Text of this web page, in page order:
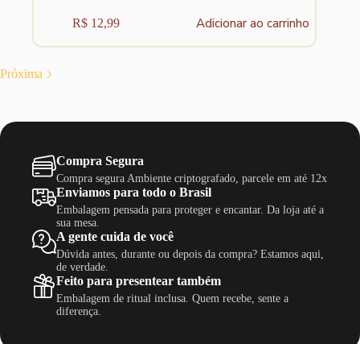
R$ 12,99 Adicionar ao carrinho
Próxima
Compra Segura
Compra segura Ambiente criptografado, parcele em até 12x
Enviamos para todo o Brasil
Embalagem pensada para proteger e encantar. Da loja até a
sua mesa.
A gente cuida de você
Dúvida antes, durante ou depois da compra? Estamos aqui,
de verdade.
Feito para presentear também
Embalagem de ritual inclusa. Quem recebe, sente a
diferença.